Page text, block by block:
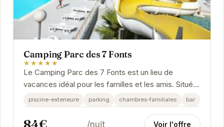
Camping Parc des 7 Fonts
★★★★★
Le Camping Parc des 7 Fonts est un lieu de
vacances idéal pour les familles et les amis. Situé à
Agde, il offre un accès facile aux plages et aux...
piscine-exterieure parking chambres-familiales bar
/nuit Voir l'offre